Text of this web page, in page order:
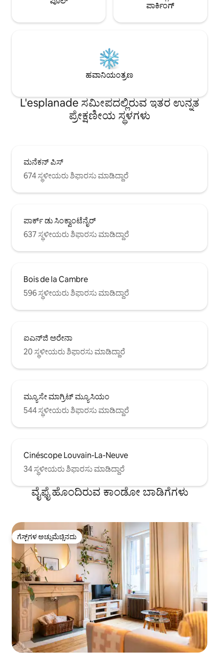
ಪಾರ್ಕಿಂಗ್
ಹವಾನಿಯಂತ್ರಣ
L'esplanade ಸಮೀಪದಲ್ಲಿರುವ ಇತರ ಉನ್ನತ
ಪ್ರೇಕ್ಷಣೀಯ ಸ್ಥಳಗಳು
ಮನೆಕನ್ ಪಿಸ್
674 ಸ್ಥಳೀಯರು ಶಿಫಾರಸು ಮಾಡಿದ್ದಾರೆ
ಪಾರ್ಕ್ ಡು ಸಿಂಕ್ವಾಂಟೆನೈರ್
637 ಸ್ಥಳೀಯರು ಶಿಫಾರಸು ಮಾಡಿದ್ದಾರೆ
Bois de la Cambre
596 ಸ್ಥಳೀಯರು ಶಿಫಾರಸು ಮಾಡಿದ್ದಾರೆ
ಐಎನ್‌ಜಿ ಅರೇನಾ
20 ಸ್ಥಳೀಯರು ಶಿಫಾರಸು ಮಾಡಿದ್ದಾರೆ
ಮ್ಯೂಸೇ ಮಾಗ್ರಿಟ್ ಮ್ಯೂಸಿಯಂ
544 ಸ್ಥಳೀಯರು ಶಿಫಾರಸು ಮಾಡಿದ್ದಾರೆ
Cinéscope Louvain-La-Neuve
34 ಸ್ಥಳೀಯರು ಶಿಫಾರಸು ಮಾಡಿದ್ದಾರೆ
ವೈಫೈ ಹೊಂದಿರುವ ಕಾಂಡೋ ಬಾಡಿಗೆಗಳು
ಗೆಸ್ಟ್‌ಗಳ ಅಚ್ಚುಮೆಚ್ಚಿನದು
ಗೆಸ್ಟ್‌ಗಳ ಅಚ್ಚುಮೆಚ್ಚಿನದು